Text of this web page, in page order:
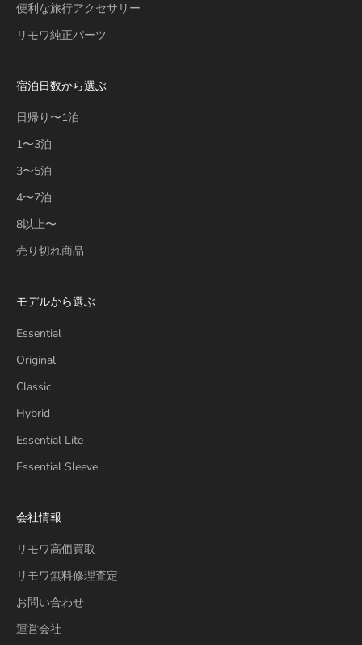
便利な旅行アクセサリー
リモワ純正パーツ
宿泊日数から選ぶ
日帰り〜1泊
1〜3泊
3〜5泊
4〜7泊
8以上〜
売り切れ商品
モデルから選ぶ
Essential
Original
Classic
Hybrid
Essential Lite
Essential Sleeve
会社情報
リモワ高価買取
リモワ無料修理査定
お問い合わせ
運営会社